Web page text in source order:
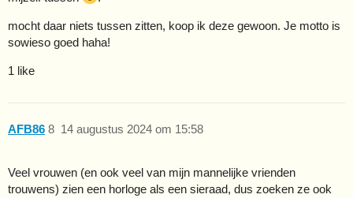
mocht daar niets tussen zitten, koop ik deze gewoon. Je motto is
sowieso goed haha!
1 like
AFB86 14 augustus 2024 om 15:58
8
Veel vrouwen (en ook veel van mijn mannelijke vrienden
trouwens) zien een horloge als een sieraad, dus zoeken ze ook